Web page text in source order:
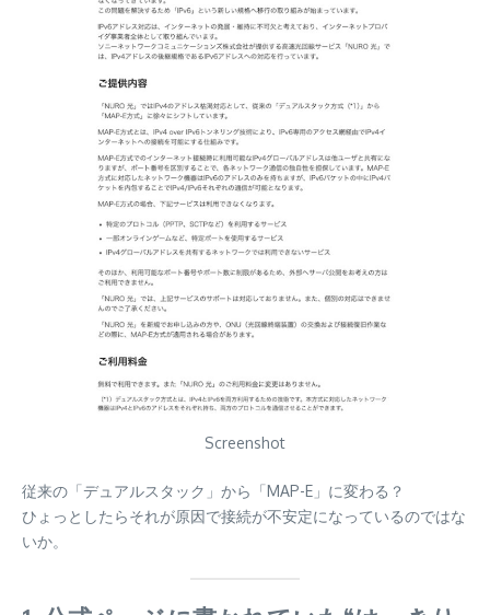
Screenshot
従来の「デュアルスタック」から「MAP-E」に変わる？
ひょっとしたらそれが原因で接続が不安定になっているのではな
いか。